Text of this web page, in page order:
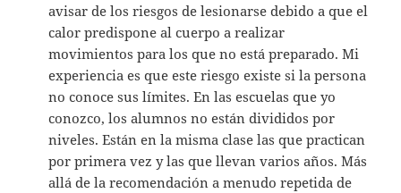
avisar de los riesgos de lesionarse debido a que el
calor predispone al cuerpo a realizar
movimientos para los que no está preparado. Mi
experiencia es que este riesgo existe si la persona
no conoce sus límites. En las escuelas que yo
conozco, los alumnos no están divididos por
niveles. Están en la misma clase las que practican
por primera vez y las que llevan varios años. Más
allá de la recomendación a menudo repetida de